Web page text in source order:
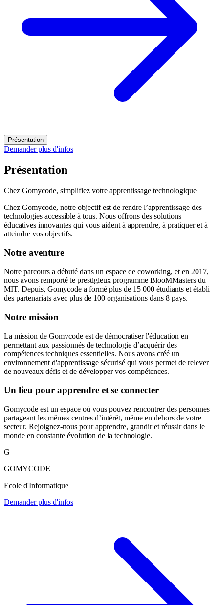
Présentation
Demander plus d'infos
Présentation
Chez Gomycode, simplifiez votre apprentissage technologique
Chez Gomycode, notre objectif est de rendre l’apprentissage des
technologies accessible à tous. Nous offrons des solutions
éducatives innovantes qui vous aident à apprendre, à pratiquer et à
atteindre vos objectifs.
Notre aventure
Notre parcours a débuté dans un espace de coworking, et en 2017,
nous avons remporté le prestigieux programme BlooMMasters du
MIT. Depuis, Gomycode a formé plus de 15 000 étudiants et établi
des partenariats avec plus de 100 organisations dans 8 pays.
Notre mission
La mission de Gomycode est de démocratiser l'éducation en
permettant aux passionnés de technologie d’acquérir des
compétences techniques essentielles. Nous avons créé un
environnement d'apprentissage sécurisé qui vous permet de relever
de nouveaux défis et de développer vos compétences.
Un lieu pour apprendre et se connecter
Gomycode est un espace où vous pouvez rencontrer des personnes
partageant les mêmes centres d’intérêt, même en dehors de votre
secteur. Rejoignez-nous pour apprendre, grandir et réussir dans le
monde en constante évolution de la technologie.
G
GOMYCODE
Ecole d'Informatique
Demander plus d'infos